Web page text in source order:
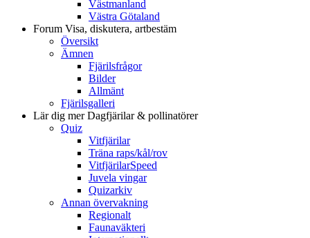
Västmanland
Västra Götaland
Forum Visa, diskutera, artbestäm
Översikt
Ämnen
Fjärilsfrågor
Bilder
Allmänt
Fjärilsgalleri
Lär dig merDagfjärilar & pollinatörer
Quiz
Vitfjärilar
Träna raps/kål/rov
VitfjärilarSpeed
Juvela vingar
Quizarkiv
Annan övervakning
Regionalt
Faunaväkteri